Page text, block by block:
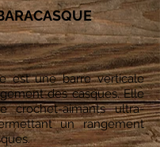
est une barre verticale
des casques. Elle
crochet-aimants ultra-
un rangement